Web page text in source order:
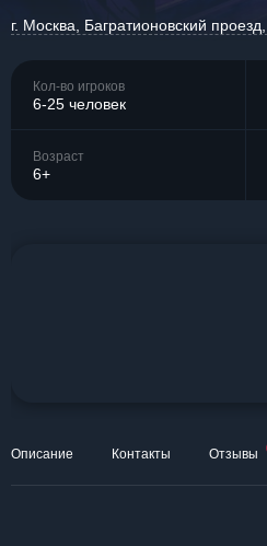
г. Москва, Багратионовский
Кол-во игроков
6-25 человек
Возраст
6+
Описание Контакты Отзывы